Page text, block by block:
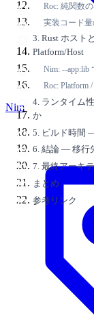
Roc: 純関数
実装コード
3. Rust ホスト
Platform/Host
Nim: --app:lib
Roc: Platform
4. ランタイム
か
5. ビルド時間
6. 結論 — 移行
7. 最終アーキ
まとめ
参考リンク
Nim